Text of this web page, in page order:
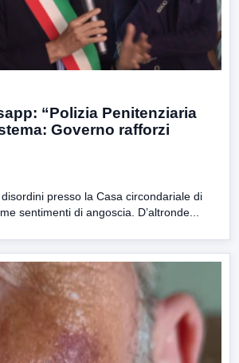
“Polizia Penitenziaria
Governo rafforzi
presso la Casa circondariale di
sentimenti di angoscia. D’altronde...